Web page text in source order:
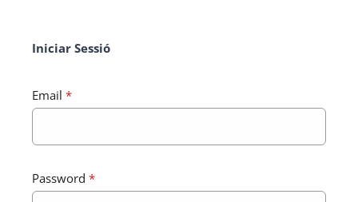
Iniciar Sessió
Email *
Password *